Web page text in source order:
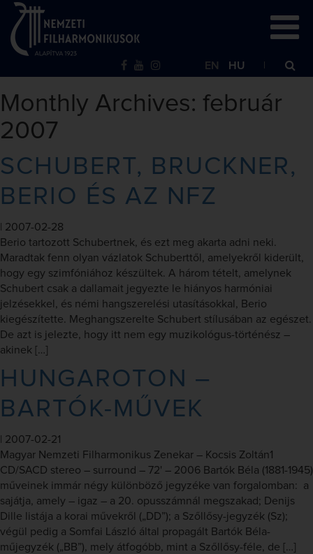
EN HU
Monthly Archives: február
2007
SCHUBERT, BRUCKNER,
BERIO ÉS AZ NFZ
2007-02-28
Berio tartozott Schubertnek, és ezt meg akarta adni neki.
Maradtak fenn olyan vázlatok Schuberttől, amelyekről kiderült,
hogy egy szimfóniához készültek. A három tételt, amelynek
Schubert csak a dallamait jegyezte le hiányos harmóniai
jelzésekkel, és némi hangszerelési utasításokkal, Berio
kiegészítette. Meghangszerelte Schubert stílusában az egészet.
De azt is jelezte, hogy itt nem egy muzikológus-történész –
akinek […]
HUNGAROTON –
BARTÓK-MŰVEK
2007-02-21
Magyar Nemzeti Filharmonikus Zenekar – Kocsis Zoltán1
CD/SACD stereo – surround – 72' – 2006 Bartók Béla (1881-1945)
műveinek immár négy különböző jegyzéke van forgalomban: a
sajátja, amely – igaz – a 20. opusszámnál megszakad; Denijs
Dille listája a korai művekről („DD”); a Szőllősy-jegyzék (Sz);
végül pedig a Somfai László által propagált Bartók Béla-
műjegyzék („BB”), mely átfogóbb, mint a Szőllősy-féle, de […]